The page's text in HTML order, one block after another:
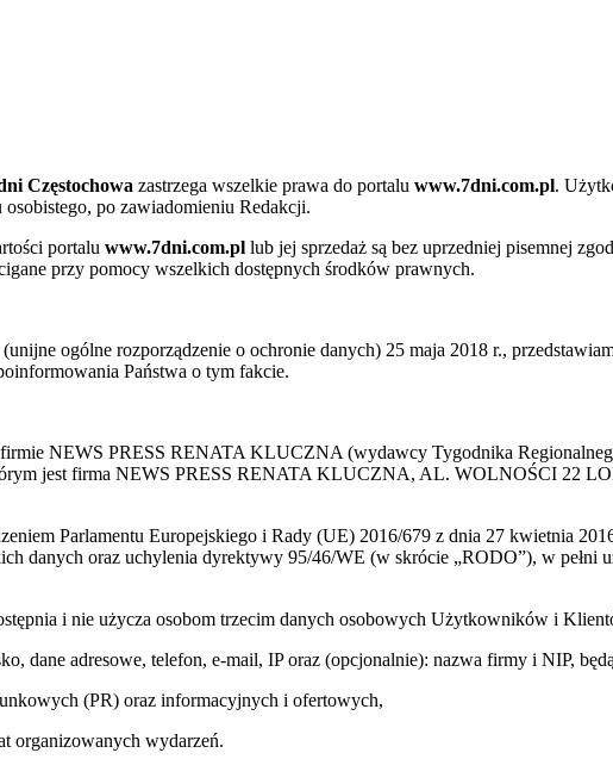
Częstochowa zastrzega wszelkie prawa do portalu www.7dni.com.pl.
osobistego, po zawiadomieniu Redakcji.
portalu www.7dni.com.pl lub jej sprzedaż są bez uprzedniej pisemnej
przy pomocy wszelkich dostępnych środków prawnych.
ogólne rozporządzenie o ochronie danych) 25 maja 2018 r.,
Państwa o tym fakcie.
NEWS PRESS RENATA KLUCZNA (wydawcy Tygodnika
jest firma NEWS PRESS RENATA KLUCZNA, AL. WOLNOŚCI 22
Parlamentu Europejskiego i Rady (UE) 2016/679 z dnia 27 kwietnia
danych oraz uchylenia dyrektywy 95/46/WE (w skrócie „RODO”), w
i nie użycza osobom trzecim danych osobowych Użytkowników i
dane adresowe, telefon, e-mail, IP oraz (opcjonalnie): nazwa firmy i NIP,
(PR) oraz informacyjnych i ofertowych,
organizowanych wydarzeń.